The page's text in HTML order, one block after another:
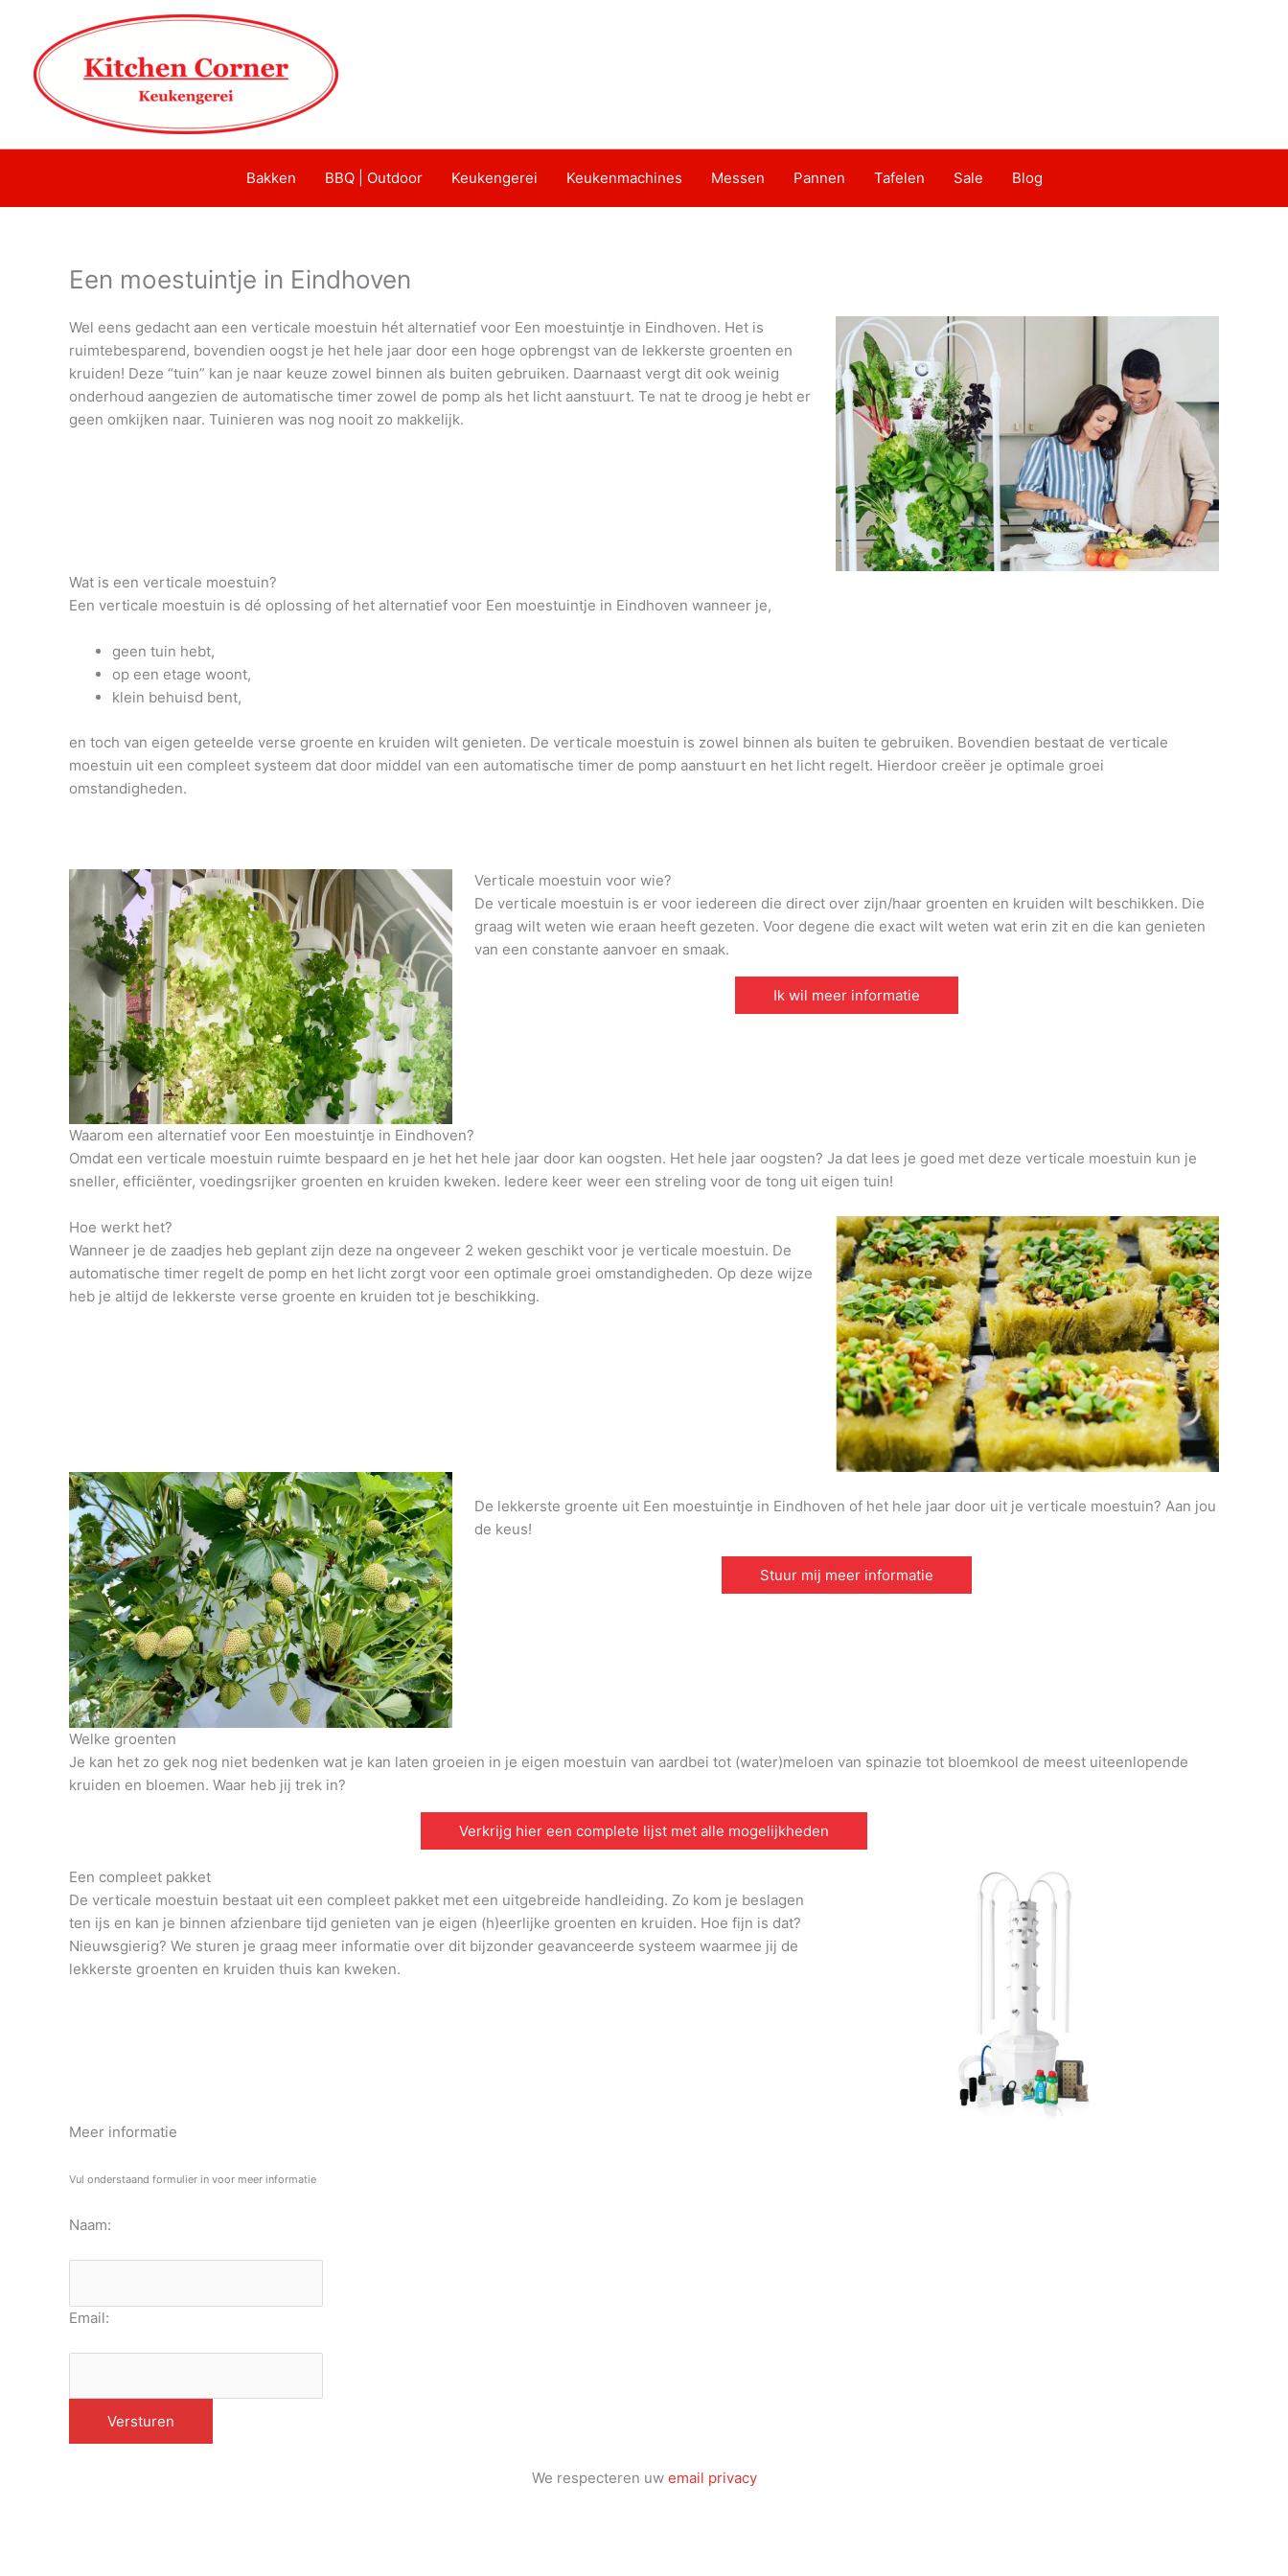
Bakken BBQ | Outdoor Keukengerei Keukenmachines Messen Pannen Tafelen Sale Blog
Een moestuintje in Eindhoven
Wel eens gedacht aan een verticale moestuin hét alternatief voor Een moestuintje in Eindhoven. Het is
ruimtebesparend, bovendien oogst je het hele jaar door een hoge opbrengst van de lekkerste groenten en
kruiden! Deze “tuin” kan je naar keuze zowel binnen als buiten gebruiken. Daarnaast vergt dit ook weinig
onderhoud aangezien de automatische timer zowel de pomp als het licht aanstuurt. Te nat te droog je hebt er
geen omkijken naar. Tuinieren was nog nooit zo makkelijk.
Wat is een verticale moestuin?
Een verticale moestuin is dé oplossing of het alternatief voor Een moestuintje in Eindhoven wanneer je,
geen tuin hebt,
op een etage woont,
klein behuisd bent,
en toch van eigen geteelde verse groente en kruiden wilt genieten. De verticale moestuin is zowel binnen als buiten te gebruiken. Bovendien bestaat de verticale
moestuin uit een compleet systeem dat door middel van een automatische timer de pomp aanstuurt en het licht regelt. Hierdoor creëer je optimale groei
omstandigheden.
Verticale moestuin voor wie?
De verticale moestuin is er voor iedereen die direct over zijn/haar groenten en kruiden wilt beschikken. Die
graag wilt weten wie eraan heeft gezeten. Voor degene die exact wilt weten wat erin zit en die kan genieten
van een constante aanvoer en smaak.
Ik wil meer informatie
Waarom een alternatief voor Een moestuintje in Eindhoven?
Omdat een verticale moestuin ruimte bespaard en je het het hele jaar door kan oogsten. Het hele jaar oogsten? Ja dat lees je goed met deze verticale moestuin kun je
sneller, efficiënter, voedingsrijker groenten en kruiden kweken. Iedere keer weer een streling voor de tong uit eigen tuin!
Hoe werkt het?
Wanneer je de zaadjes heb geplant zijn deze na ongeveer 2 weken geschikt voor je verticale moestuin. De
automatische timer regelt de pomp en het licht zorgt voor een optimale groei omstandigheden. Op deze wijze
heb je altijd de lekkerste verse groente en kruiden tot je beschikking.
De lekkerste groente uit Een moestuintje in Eindhoven of het hele jaar door uit je verticale moestuin? Aan jou
de keus!
Stuur mij meer informatie
Welke groenten
Je kan het zo gek nog niet bedenken wat je kan laten groeien in je eigen moestuin van aardbei tot (water)meloen van spinazie tot bloemkool de meest uiteenlopende
kruiden en bloemen. Waar heb jij trek in?
Verkrijg hier een complete lijst met alle mogelijkheden
Een compleet pakket
De verticale moestuin bestaat uit een compleet pakket met een uitgebreide handleiding. Zo kom je beslagen
ten ijs en kan je binnen afzienbare tijd genieten van je eigen (h)eerlijke groenten en kruiden. Hoe fijn is dat?
Nieuwsgierig? We sturen je graag meer informatie over dit bijzonder geavanceerde systeem waarmee jij de
lekkerste groenten en kruiden thuis kan kweken.
Meer informatie
Vul onderstaand formulier in voor meer informatie
Naam:
Email:
We respecteren uw email privacy